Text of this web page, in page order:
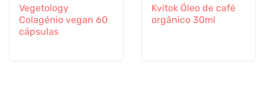
Vegetology
Colagénio vegan 60
cápsulas
Kvitok Óleo de café
orgânico 30ml